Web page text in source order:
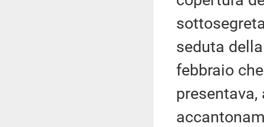
seduta
febbraio